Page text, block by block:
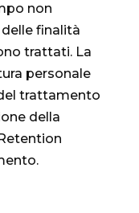
non
finalità
trattati. La
personale
trattamento
della